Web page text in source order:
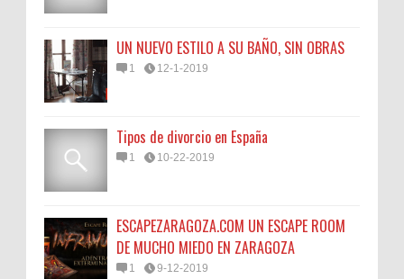
UN NUEVO ESTILO A SU BAÑO, SIN OBRAS
1 12-1-2019
Tipos de divorcio en España
1 10-22-2019
ESCAPEZARAGOZA.COM UN ESCAPE ROOM
DE MUCHO MIEDO EN ZARAGOZA
1 9-12-2019